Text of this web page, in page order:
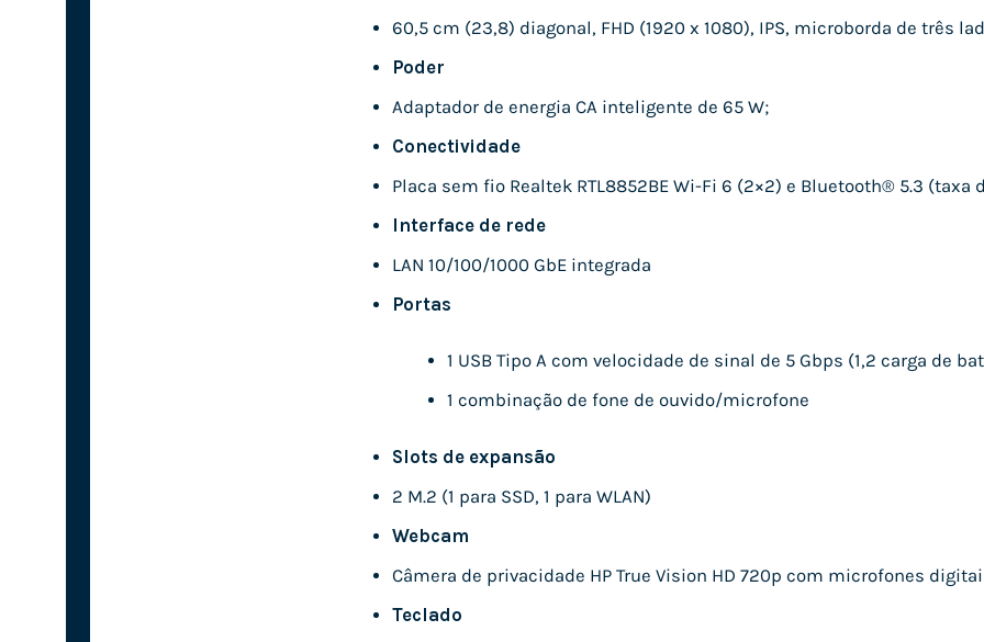
60,5 cm (23,8) diagonal, FHD (1920 x 1080), IPS, microborda de três
Poder
Adaptador de energia CA inteligente de 65 W;
Conectividade
Placa sem fio Realtek RTL8852BE Wi-Fi 6 (2×2) e Bluetooth®️ 5.3
Interface de rede
LAN 10/100/1000 GbE integrada
Portas
1 USB Tipo A com velocidade de sinal de 5 Gbps (1,2 carga de
1 combinação de fone de ouvido/microfone
Slots de expansão
2 M.2 (1 para SSD, 1 para WLAN)
Webcam
Câmera de privacidade HP True Vision HD 720p com microfones
Teclado